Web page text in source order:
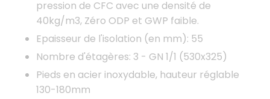
pression de CFC avec une densité de
40kg/m3, Zéro ODP et GWP faible.
Epaisseur de l'isolation (en mm): 55
Nombre d'étagères: 3 - GN 1/1 (530x325)
Pieds en acier inoxydable, hauteur réglable
130-180mm